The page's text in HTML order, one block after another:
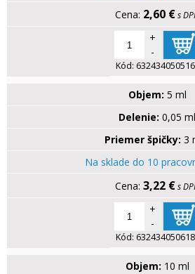
2,60 €s
+
-
Kód:
Objem: 5 ml
Delenie: 0,05 ml
Priemer špičky: 3
Na sklade do 10
3,22 €s
+
-
Kód:
Objem: 10 ml